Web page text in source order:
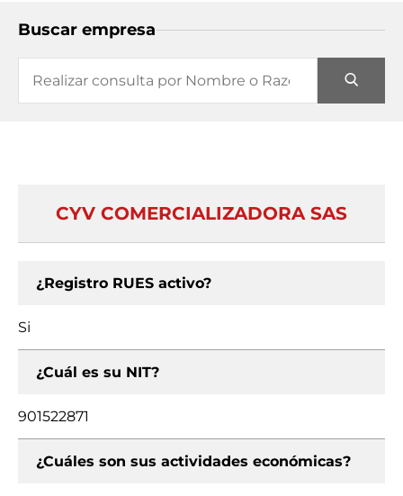
Buscar empresa
CYV COMERCIALIZADORA SAS
¿Registro RUES activo?
Si
¿Cuál es su NIT?
901522871
¿Cuáles son sus actividades económicas?